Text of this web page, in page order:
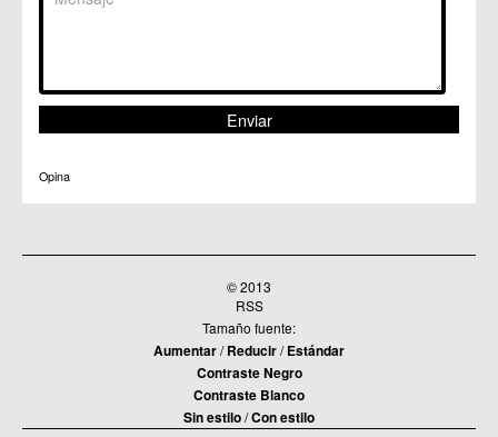
Opina
© 2013
RSS
Tamaño fuente:
Aumentar/Reducir/Estándar
Contraste Negro
Contraste Blanco
Sin estilo/Con estilo